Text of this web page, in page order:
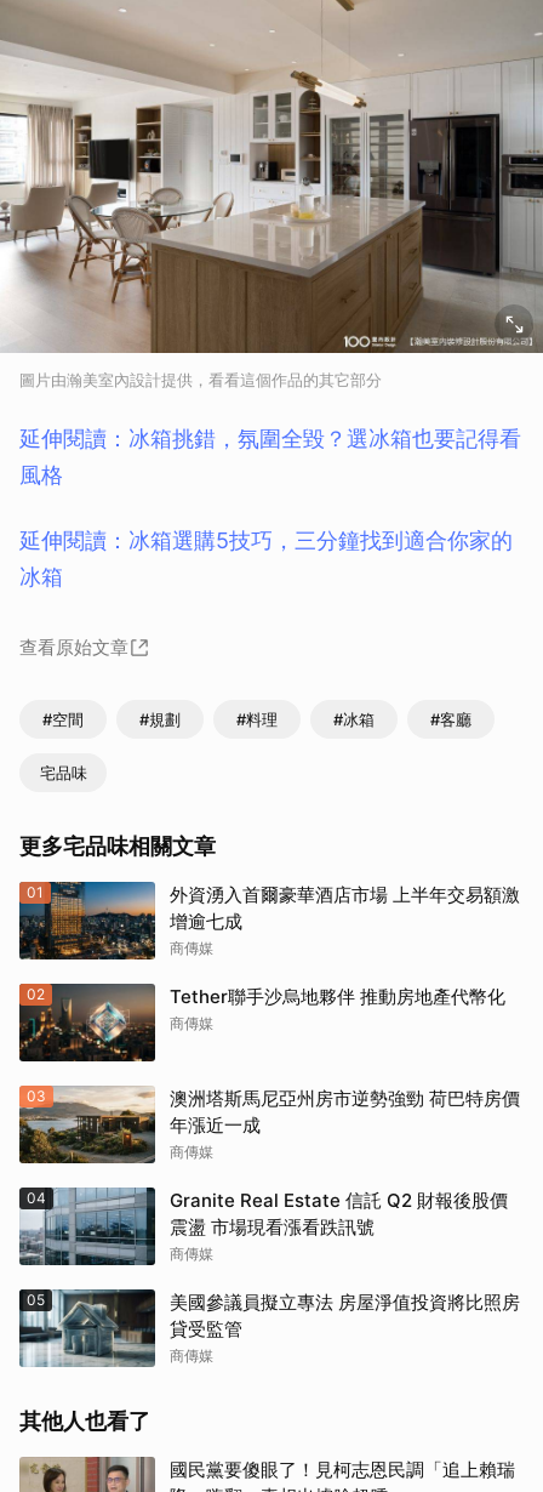
圖片由瀚美室內設計提供，看看這個作品的其它部分
延伸閱讀：冰箱挑錯，氛圍全毀？選冰箱也要記得看
風格
延伸閱讀：冰箱選購5技巧，三分鐘找到適合你家的
冰箱
查看原始文章
#空間 #規劃 #料理 #冰箱 #客廳
宅品味
更多宅品味相關文章
01
外資湧入首爾豪華酒店市場 上半年交易額激
增逾七成
商傳媒
02 Tether聯手沙烏地夥伴 推動房地產代幣化
商傳媒
03
澳洲塔斯馬尼亞州房市逆勢強勁 荷巴特房價
年漲近一成
商傳媒
04
Granite Real Estate 信託 Q2 財報後股價
震盪 市場現看漲看跌訊號
商傳媒
05
美國參議員擬立專法 房屋淨值投資將比照房
貸受監管
商傳媒
其他人也看了
國民黨要傻眼了！見柯志恩民調「追上賴瑞